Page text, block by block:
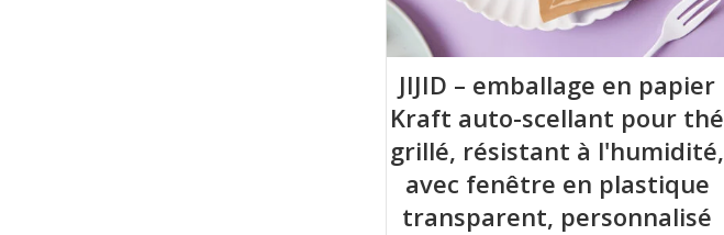
JIJID – emballage en papier
Kraft auto-scellant pour thé
grillé, résistant à l'humidité,
avec fenêtre en plastique
transparent, personnalisé